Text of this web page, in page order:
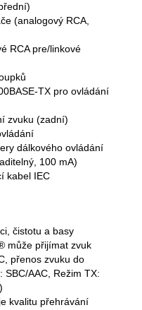
(analogový RCA,
RCA pre/linkové
TX pro ovládání
zvuku (zadní)
dálkového ovládání
100 mA)
kabel IEC
čistotu a basy
může přijímat zvuk
přenos zvuku do
SBC/AAC, Režim TX:
kvalitu přehrávání